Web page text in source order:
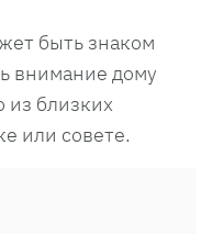
быть знаком
внимание дому
из близких
или совете.